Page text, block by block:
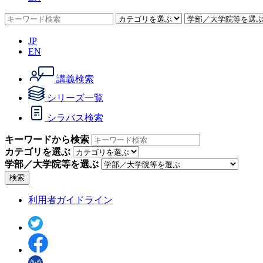
JP
EN
講義検索
シリーズ一覧
シラバス検索
キーワードから検索
カテゴリを選ぶ
学部／大学院等を選ぶ
検索
利用者ガイドライン